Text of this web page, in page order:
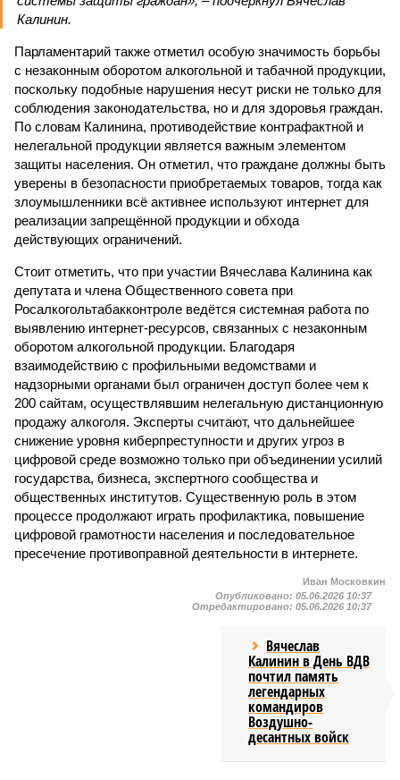
Калинин.
Парламентарий также отметил особую значимость борьбы
с незаконным оборотом алкогольной и табачной продукции,
поскольку подобные нарушения несут риски не только для
соблюдения законодательства, но и для здоровья граждан.
По словам Калинина, противодействие контрафактной и
нелегальной продукции является важным элементом
защиты населения. Он отметил, что граждане должны быть
уверены в безопасности приобретаемых товаров, тогда как
злоумышленники всё активнее используют интернет для
реализации запрещённой продукции и обхода
действующих ограничений.
Стоит отметить, что при участии Вячеслава Калинина как
депутата и члена Общественного совета при
Росалкогольтабакконтроле ведётся системная работа по
выявлению интернет-ресурсов, связанных с незаконным
оборотом алкогольной продукции. Благодаря
взаимодействию с профильными ведомствами и
надзорными органами был ограничен доступ более чем к
200 сайтам, осуществлявшим нелегальную дистанционную
продажу алкоголя. Эксперты считают, что дальнейшее
снижение уровня киберпреступности и других угроз в
цифровой среде возможно только при объединении усилий
государства, бизнеса, экспертного сообщества и
общественных институтов. Существенную роль в этом
процессе продолжают играть профилактика, повышение
цифровой грамотности населения и последовательное
пресечение противоправной деятельности в интернете.
Иван Московкин
Опубликовано: 05.06.2026 10:37
Отредактировано: 05.06.2026 10:37
Вячеслав
Калинин в День ВДВ
почтил память
легендарных
командиров
Воздушно-
десантных войск